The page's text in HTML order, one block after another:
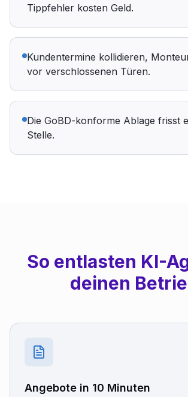
Tippfehler kosten Geld.
Kundentermine kollidieren,
vor verschlossenen Türen.
Die GoBD-konforme Ablage frisst
Stelle.
So entlasten KI-
deinen
Angebote in 10 Minuten